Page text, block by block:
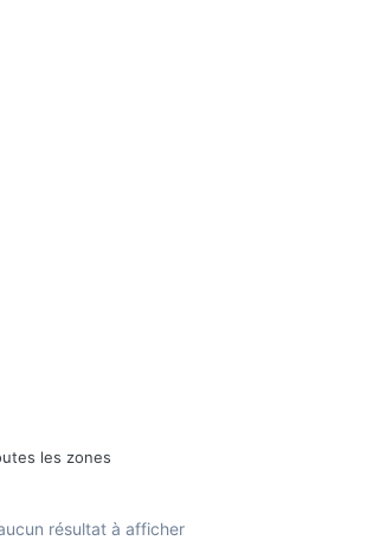
les zones
résultat à afficher